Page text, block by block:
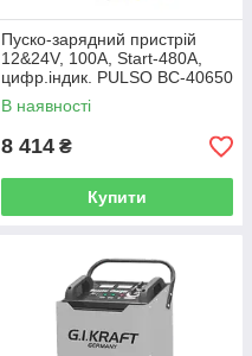
Пуско-зарядний пристрій
12&24V, 100A, Start-480A,
цифр.індик. PULSO BC-40650
В наявності
8 414 ₴
Купити